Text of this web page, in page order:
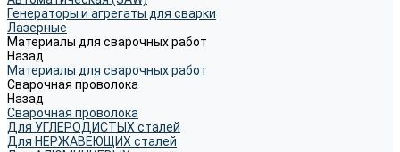
Генераторы и агрегаты для сварки
Лазерные
Материалы для сварочных работ
Назад
Материалы для сварочных работ
Сварочная проволока
Назад
Сварочная проволока
Для УГЛЕРОДИСТЫХ сталей
Для НЕРЖАВЕЮЩИХ сталей